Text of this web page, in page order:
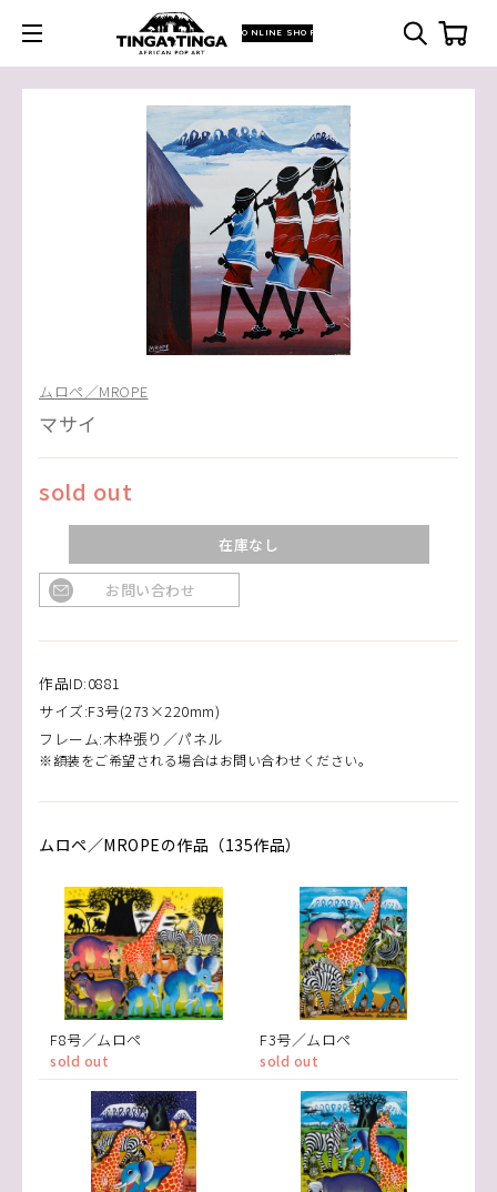
ONLINE SHOP
ムロペ／MROPE
マサイ
sold out
在庫なし
お問い合わせ
作品ID:0881
サイズ:F3号(273×220mm)
フレーム:木枠張り／パネル
※額装をご希望される場合はお問い合わせください。
ムロペ／MROPEの作品（135作品）
F8号／ムロペ
sold out
F3号／ムロペ
sold out